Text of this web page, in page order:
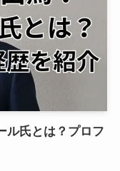
ル氏とは？プロフ